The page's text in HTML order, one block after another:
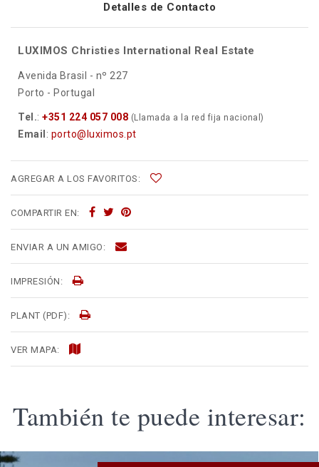
Detalles de Contacto
LUXIMOS Christies International Real Estate
Avenida Brasil - nº 227
Porto - Portugal
Tel.: +351 224 057 008 (Llamada a la red fija nacional)
Email : porto@luximos.pt
AGREGAR A LOS FAVORITOS:
COMPARTIR EN:
ENVIAR A UN AMIGO:
IMPRESIÓN:
PLANT (PDF):
VER MAPA:
También te puede interesar: